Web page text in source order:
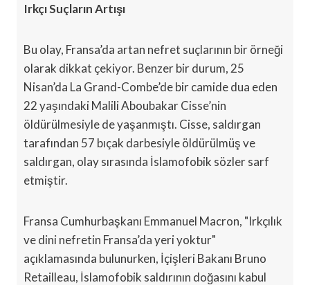
Irkçı Suçların Artışı
Bu olay, Fransa’da artan nefret suçlarının bir örneği
olarak dikkat çekiyor. Benzer bir durum, 25
Nisan’da La Grand-Combe’de bir camide dua eden
22 yaşındaki Malili Aboubakar Cisse’nin
öldürülmesiyle de yaşanmıştı. Cisse, saldırgan
tarafından 57 bıçak darbesiyle öldürülmüş ve
saldırgan, olay sırasında İslamofobik sözler sarf
etmiştir.
Fransa Cumhurbaşkanı Emmanuel Macron, "Irkçılık
ve dini nefretin Fransa’da yeri yoktur"
açıklamasında bulunurken, İçişleri Bakanı Bruno
Retailleau, İslamofobik saldırının doğasını kabul